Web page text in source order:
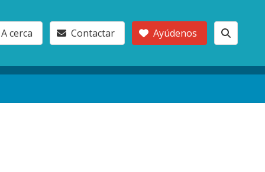
A cerca Contactar Ayúdenos